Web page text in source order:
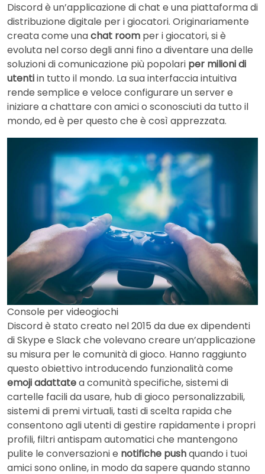
Discord è un’applicazione di chat e una piattaforma di
distribuzione digitale per i giocatori. Originariamente
creata come unachat room per i giocatori, si è
evoluta nel corso degli anni fino a diventare una delle
soluzioni di comunicazione più popolari per milioni di
utentiin tutto il mondo. La sua interfaccia intuitiva
rende semplice e veloce configurare un server e
iniziare a chattare con amici o sconosciuti da tutto il
mondo, ed è per questo che è così apprezzata.
Console per videogiochi
Discord è stato creato nel 2015 da due ex dipendenti
di Skype e Slack che volevano creare un’applicazione
su misura per le comunità di gioco. Hanno raggiunto
questo obiettivo introducendo funzionalità come
emoji adattatea comunità specifiche, sistemi di
cartelle facili da usare, hub di gioco personalizzabili,
sistemi di premi virtuali, tasti di scelta rapida che
consentono agli utenti di gestire rapidamente i propri
profili, filtri antispam automatici che mantengono
pulite le conversazioni e notifiche pushquando i tuoi
amici sono online, in modo da sapere quando stanno